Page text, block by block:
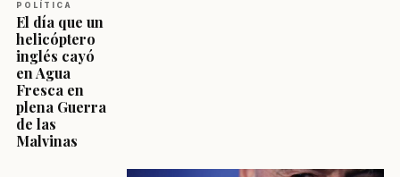
POLÍTICA
El día que un
helicóptero
inglés cayó
en Agua
Fresca en
plena Guerra
de las
Malvinas